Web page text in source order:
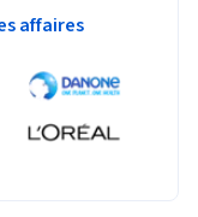
affaires